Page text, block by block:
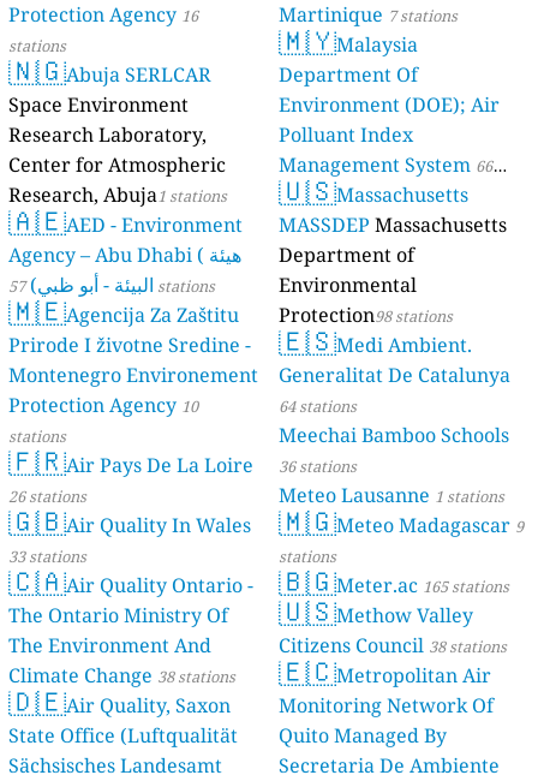
Protection Agency 16
stations
🇳🇬Abuja SERLCAR
Space Environment
Research Laboratory,
Center for Atmospheric
Research, Abuja1 stations
🇦🇪AED - Environment
Agency – Abu Dhabi ( هيئة
البيئة - أبو ظبي) 57 stations
🇲🇪Agencija Za Zaštitu
Prirode I životne Sredine -
Montenegro Environement
Protection Agency 10
stations
🇫🇷Air Pays De La Loire
26 stations
🇬🇧Air Quality In Wales
33 stations
🇨🇦Air Quality Ontario -
The Ontario Ministry Of
The Environment And
Climate Change 38 stations
🇩🇪Air Quality, Saxon
State Office (Luftqualität
Sächsisches Landesamt
Martinique 7 stations
🇲🇾Malaysia
Department Of
Environment (DOE); Air
Polluant Index
Management System 66
stations
🇺🇸Massachusetts
MASSDEP Massachusetts
Department of
Environmental
Protection98 stations
🇪🇸Medi Ambient.
Generalitat De Catalunya
64 stations
Meechai Bamboo Schools
36 stations
Meteo Lausanne 1 stations
🇲🇬Meteo Madagascar 9
stations
🇧🇬Meter.ac 165 stations
🇺🇸Methow Valley
Citizens Council 38 stations
🇪🇨Metropolitan Air
Monitoring Network Of
Quito Managed By
Secretaria De Ambiente